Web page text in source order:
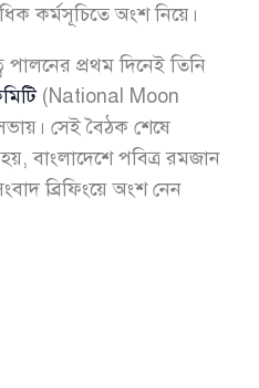
কর্মসূচিতে অংশ নিয়ে।
পালনের প্রথম দিনেই তিনি
(National Moon
সেই বৈঠক শেষে
বাংলাদেশে পবিত্র রমজান
ব্রিফিংয়ে অংশ নেন